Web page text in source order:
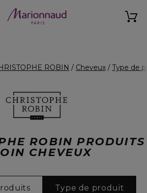
ROBIN Cheveux Type de
ROBIN PRODUITS
CHEVEUX
Type de produit